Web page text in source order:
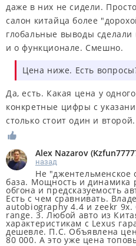
даже в них не сидели.
салон китайца более
глобальные выводы сделали
и о функционале. Смешно.
Цена ниже. Есть
Да, есть. Какая цена у
конкретные цифры с
столько стоит один и второй.
Alex Nazarov (
назад
Не "джентельменское
база. Мощность и динамика
обгона и предсказуемость
Есть с чем сравнивать.
autobiography 4.4 и zeekr 9x.
range. 3. Любой авто из
характеристикам с Lexus
дешевле. П.С. Объявлена
80 000. А это уже цена